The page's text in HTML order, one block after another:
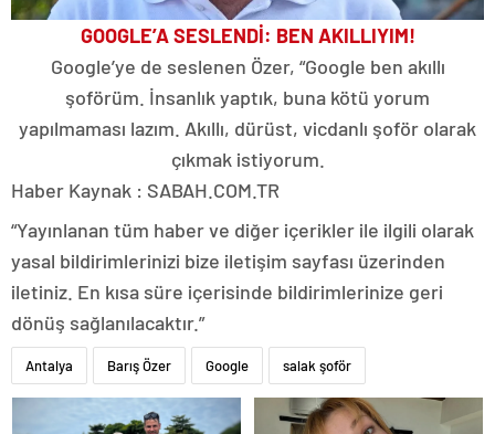
GOOGLE’A SESLENDİ: BEN AKILLIYIM!
Google’ye de seslenen Özer, “Google ben akıllı
şoförüm. İnsanlık yaptık, buna kötü yorum
yapılmaması lazım. Akıllı, dürüst, vicdanlı şoför olarak
çıkmak istiyorum.
Haber Kaynak : SABAH.COM.TR
“Yayınlanan tüm haber ve diğer içerikler ile ilgili olarak
yasal bildirimlerinizi bize iletişim sayfası üzerinden
iletiniz. En kısa süre içerisinde bildirimlerinize geri
dönüş sağlanılacaktır.”
Antalya Barış Özer Google salak şoför